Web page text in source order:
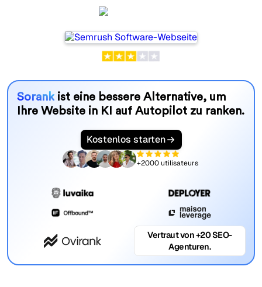
Sorankist eine bessere Alternative, um
Ihre Website in KI auf Autopilot zu ranken.
Kostenlos starten
+2000 utilisateurs
Vertraut von +20 SEO-
Agenturen.